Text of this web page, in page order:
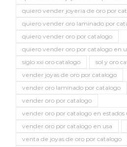
quiero vender joyeria de oro por
quiero vender oro laminado por
quiero vender oro por catalogo
quiero vender oro por catalogo en
siglo xxi oro catalogo
sol y oro
vender joyas de oro por catalogo
vender oro laminado por catalogo
vender oro por catalogo
vender oro por catalogo en estados
vender oro por catalogo en usa
venta de joyas de oro por catalogo